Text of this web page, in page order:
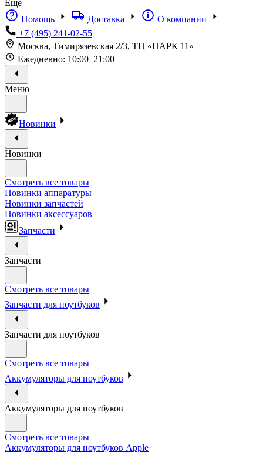
Еще
Помощь
Доставка
О компании
+7 (495) 241-02-55
Москва, Тимирязевская 2/3, ТЦ «ПАРК 11»
Ежедневно: 10:00–21:00
Меню
Новинки
Новинки
Смотреть все товары
Новинки аппаратуры
Новинки запчастей
Новинки аксессуаров
Запчасти
Запчасти
Смотреть все товары
Запчасти для ноутбуков
Запчасти для ноутбуков
Смотреть все товары
Аккумуляторы для ноутбуков
Аккумуляторы для ноутбуков
Смотреть все товары
Аккумуляторы для ноутбуков Apple